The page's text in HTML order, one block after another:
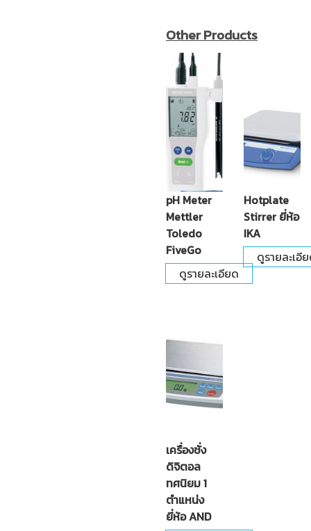
Other Products
pH Meter
Mettler
Toledo
FiveGo
ดูรายละเอียด
Hotplate
Stirrer ยี่ห้อ
IKA
ดูรายละเอี
เครื่องชั่ง
ดิจิตอล
ทศนิยม 1
ตำแหน่ง
ยี่ห้อ AND